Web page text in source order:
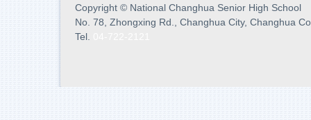
Copyright © National Changhua Senior High School
No. 78, Zhongxing Rd., Changhua City, Changhua
Tel.